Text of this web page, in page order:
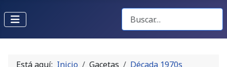
Buscar Gacetas
Está aquí: Inicio Gacetas
Década 1970s